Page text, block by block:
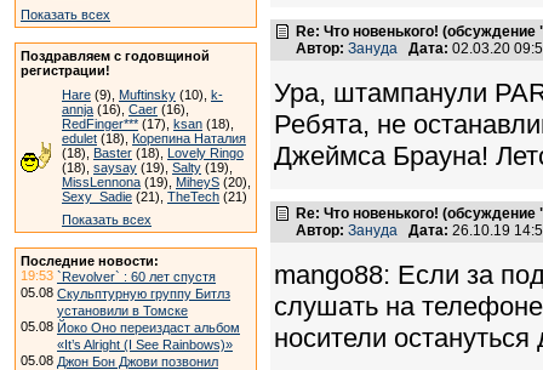
Показать всех
Поздравляем с годовщиной
регистрации!
Hare (9), Muftinsky (10), k-
annja (16), Caer (16),
RedFinger*** (17), ksan (18),
edulet (18), Корепина Наталия
(18), Baster (18), Lovely Ringo
(18), saysay (19), Salty (19),
MissLennona (19), MiheyS (20),
Sexy_Sadie (21), TheTech (21)
Показать всех
Последние новости:
19:53 `Revolver` : 60 лет спустя
05.08 Скульптурную группу Битлз
установили в Томске
05.08 Йоко Оно переиздаст альбом
«It’s Alright (I See Rainbows)»
05.08 Джон Бон Джови позвонил
Re: Что новенького!
Автор: Зануда Дата: 02.03.20
Ура, штампанули
Ребята, не
Джеймса Брауна!
Re: Что новенького!
Автор: Зануда Дата: 26.10.19
mango88: Если за
слушать на
носители